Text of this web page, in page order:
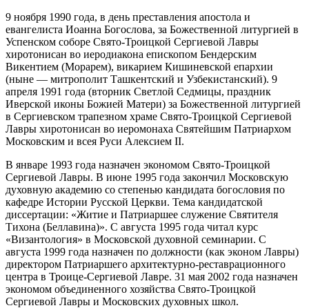
9 ноября 1990 года, в день преставления апостола и
евангелиста Иоанна Богослова, за Божественной литургией в
Успенском соборе Свято-Троицкой Сергиевой Лавры
хиротонисан во иеродиакона епископом Бендерским
Викентием (Морарем), викарием Кишиневской епархии
(ныне — митрополит Ташкентский и Узбекистанский). 9
апреля 1991 года (вторник Светлой Седмицы, праздник
Иверской иконы Божией Матери) за Божественной литургией
в Сергиевском трапезном храме Свято-Троицкой Сергиевой
Лавры хиротонисан во иеромонаха Святейшим Патриархом
Московским и всея Руси Алексием II.
В январе 1993 года назначен экономом Свято-Троицкой
Сергиевой Лавры. В июне 1995 года закончил Московскую
духовную академию со степенью кандидата богословия по
кафедре Истории Русской Церкви. Тема кандидатской
диссертации: «Житие и Патриаршее служение Святителя
Тихона (Беллавина)». С августа 1995 года читал курс
«Византология» в Московской духовной семинарии. С
августа 1999 года назначен по должности (как эконом Лавры)
директором Патриаршего архитектурно-реставрационного
центра в Троице-Сергиевой Лавре. 31 мая 2002 года назначен
экономом объединенного хозяйства Свято-Троицкой
Сергиевой Лавры и Московских духовных школ.